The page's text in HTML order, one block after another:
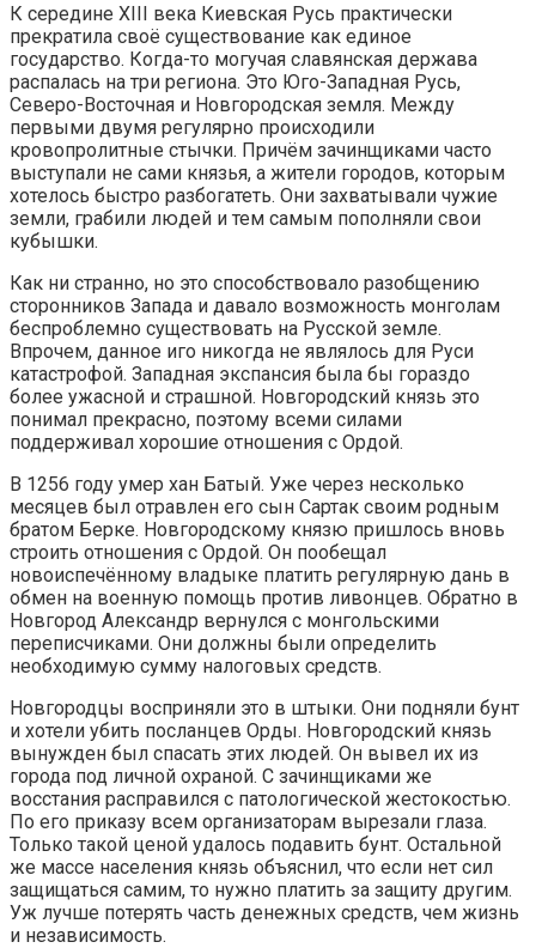
К середине XIII века Киевская Русь практически
прекратила своё существование как единое
государство. Когда-то могучая славянская держава
распалась на три региона. Это Юго-Западная Русь,
Северо-Восточная и Новгородская земля. Между
первыми двумя регулярно происходили
кровопролитные стычки. Причём зачинщиками часто
выступали не сами князья, а жители городов, которым
хотелось быстро разбогатеть. Они захватывали чужие
земли, грабили людей и тем самым пополняли свои
кубышки.
Как ни странно, но это способствовало разобщению
сторонников Запада и давало возможность монголам
беспроблемно существовать на Русской земле.
Впрочем, данное иго никогда не являлось для Руси
катастрофой. Западная экспансия была бы гораздо
более ужасной и страшной. Новгородский князь это
понимал прекрасно, поэтому всеми силами
поддерживал хорошие отношения с Ордой.
В 1256 году умер хан Батый. Уже через несколько
месяцев был отравлен его сын Сартак своим родным
братом Берке. Новгородскому князю пришлось вновь
строить отношения с Ордой. Он пообещал
новоиспечённому владыке платить регулярную дань в
обмен на военную помощь против ливонцев. Обратно в
Новгород Александр вернулся с монгольскими
переписчиками. Они должны были определить
необходимую сумму налоговых средств.
Новгородцы восприняли это в штыки. Они подняли бунт
и хотели убить посланцев Орды. Новгородский князь
вынужден был спасать этих людей. Он вывел их из
города под личной охраной. С зачинщиками же
восстания расправился с патологической жестокостью.
По его приказу всем организаторам вырезали глаза.
Только такой ценой удалось подавить бунт. Остальной
же массе населения князь объяснил, что если нет сил
защищаться самим, то нужно платить за защиту другим.
Уж лучше потерять часть денежных средств, чем жизнь
и независимость.